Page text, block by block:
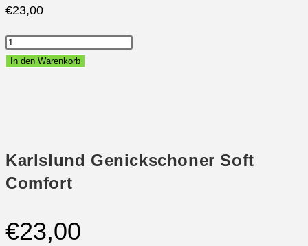
€23,00
Karlslund
Genickschoner
In den Warenkorb
Karlslund Genickschoner Soft
Comfort
€23,00